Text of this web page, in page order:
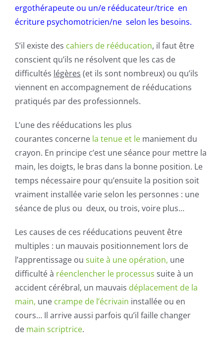
ergothérapeute ou un/e rééducateur/trice en
écriture psychomotricien/ne selon les besoins.
S’il existe des cahiers de rééducation, il faut être
conscient qu’ils ne résolvent que les cas de
difficultés légères (et ils sont nombreux) ou qu’ils
viennent en accompagnement de rééducations
pratiqués par des professionnels.
L’une des rééducations les plus
courantes concerne la tenue et le maniement du
crayon. En principe c’est une séance pour mettre la
main, les doigts, le bras dans la bonne position. Le
temps nécessaire pour qu’ensuite la position soit
vraiment installée varie selon les personnes : une
séance de plus ou deux, ou trois, voire plus…
Les causes de ces rééducations peuvent être
multiples : un mauvais positionnement lors de
l’apprentissage ou suite à une opération, une
difficulté à réenclencher le processus suite à un
accident cérébral, un mauvais déplacement de la
main, une crampe de l’écrivain installée ou en
cours… Il arrive aussi parfois qu’il faille changer
de main scriptrice.